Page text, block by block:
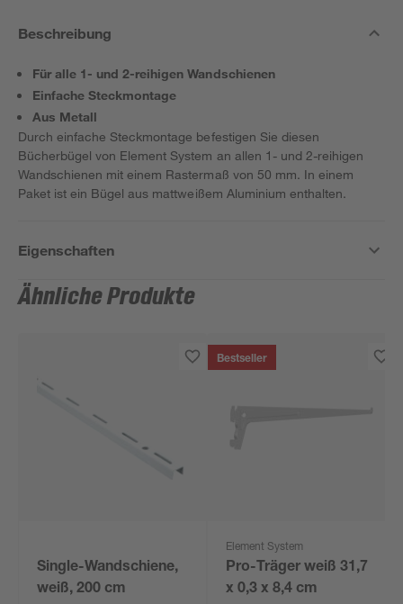
Beschreibung
Für alle 1- und 2-reihigen Wandschienen
Einfache Steckmontage
Aus Metall
Durch einfache Steckmontage befestigen Sie diesen
Bücherbügel von Element System an allen 1- und 2-reihigen
Wandschienen mit einem Rastermaß von 50 mm. In einem
Paket ist ein Bügel aus mattweißem Aluminium enthalten.
Eigenschaften
Ähnliche Produkte
Single-Wandschiene,
weiß, 200 cm
Bestseller
Element System
Pro-Träger weiß 31,7
x 0,3 x 8,4 cm